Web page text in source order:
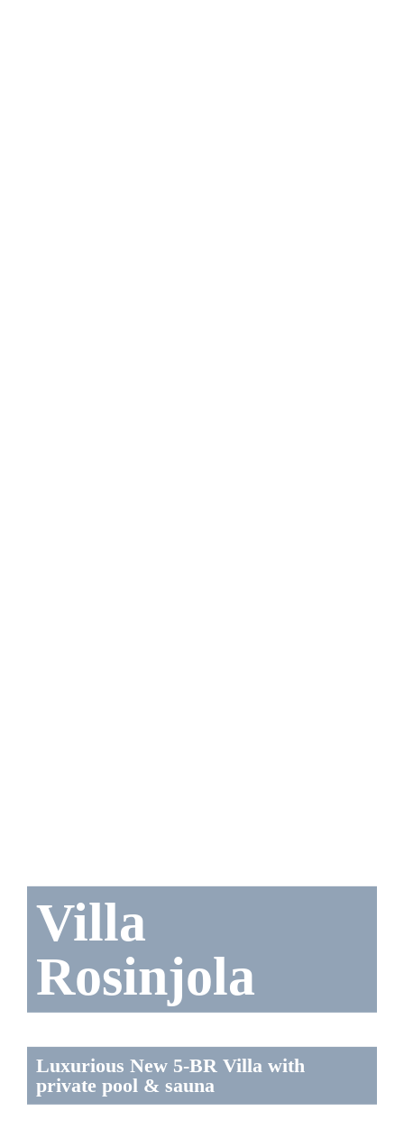
Villa
Rosinjola
Luxurious New 5-BR Villa with
private pool & sauna